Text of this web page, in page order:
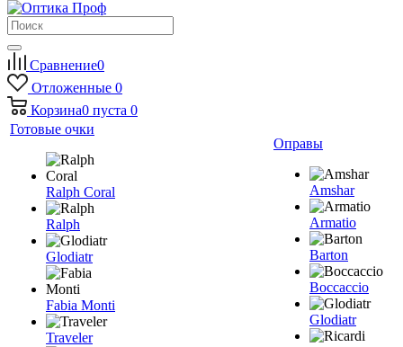
Сравнение0
Отложенные 0
Корзина0 пуста 0
Готовые очки
Ralph Coral
Ralph
Glodiatr
Fabia Monti
Traveler
Оправы
Amshar
Armatio
Barton
Boccaccio
Glodiatr